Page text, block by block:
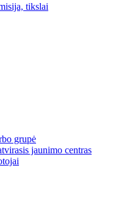
tikslai
grupė
jaunimo centras